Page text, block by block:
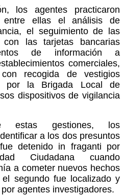
los agentes practicaron
entre ellas el análisis de
el seguimiento de las
con las tarjetas bancarias
de información a
comerciales,
recogida de vestigios
por la Brigada Local de
dispositivos de vigilancia
estas gestiones, los
a los dos presuntos
detenido in fraganti por
Ciudadana cuando
a cometer nuevos hechos
segundo fue localizado y
agentes investigadores.